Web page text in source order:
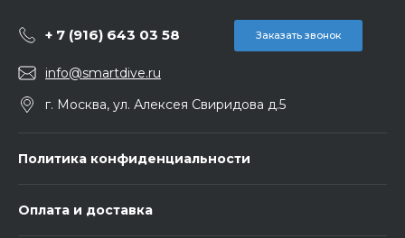
+ 7 (916) 643 03 58 Заказать звонок
info@smartdive.ru
г. Москва, ул. Алексея Свиридова д.5
Политика конфиденциальности
Оплата и доставка